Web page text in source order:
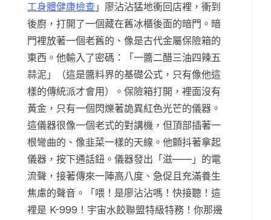
工身體健康檢查 」廖沾沾猛地衝回店裡，衝到
後廚，打開了一個藏在舊冰櫃後面的暗門。暗
門裡放著一個老舊的、像是古代金屬保險箱的
東西。他輸入了密碼：「一醬二醋三油四辣五
蒜泥」（這是醬料界的基礎公式，只有像他這
樣的傳統派才會用）。保險箱打開，裡面沒有
黃金，只有一個閃爍著詭異紅色光芒的儀器。
這儀器很像一個老式的對講機，但頂部插著一
根彎曲的、像韭菜一樣的天線。他顫抖著拿起
儀器，按下通話鈕。儀器發出「滋——」的電
流聲，接著傳來一陣高八度、急促且充滿養生
焦慮的聲音。「喂！是廖沾沾嗎！快接聽！這
裡是 K-999！宇宙水餃聯盟特級特務！你那邊